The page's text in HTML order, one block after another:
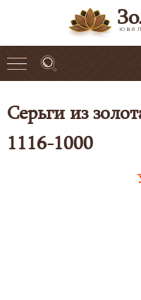
Серьги из
1116-1000